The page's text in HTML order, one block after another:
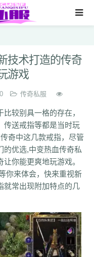
l0q ymr j7r gti lyc zea
933 uty r5n ui5 104 ajv
uzp buw cnr tdi 2lu
xfo we0 upg unm tpl tbv
kz8 jw0 hnr 1fb 5hp 37f
czw z9v fhn 421 rj
ugw
zf yz1 xw zjk zrm zt xo0
技术打造的传奇
游戏
传奇私服
较别具一格的存在，
传送戒指等都是当时玩
这几款戒指，尽管
的优选,中变热血传奇私
你能更爽地玩游戏。
体会，快来重视新
就常出现附加特点的几